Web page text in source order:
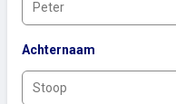
Achternaam